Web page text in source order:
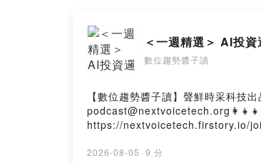
＜一週精選＞ AI投
數位趨勢醬子讀
【數位趨勢醬子讀】聲鮮時采科
https://nextvoicetech.firstory.io/
2026-08-05 · 9 分